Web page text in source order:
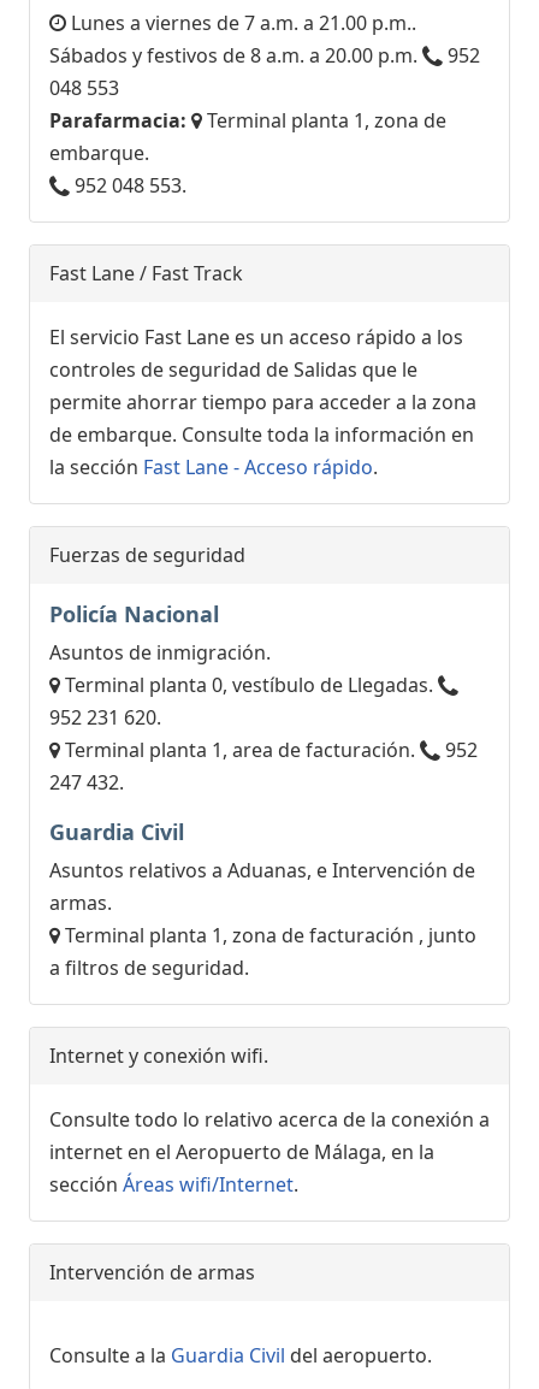
Lunes a viernes de 7 a.m. a 21.00 p.m..
Sábados y festivos de 8 a.m. a 20.00 p.m.
952
048 553
Parafarmacia:
Terminal planta 1, zona de
embarque.
952 048 553.
Fast Lane / Fast Track
El servicio Fast Lane es un acceso rápido a los
controles de seguridad de Salidas que le
permite ahorrar tiempo para acceder a la zona
de embarque. Consulte toda la información en
la sección Fast Lane - Acceso rápido.
Fuerzas de seguridad
Policía Nacional
Asuntos de inmigración.
Terminal planta 0, vestíbulo de Llegadas.
952 231 620.
Terminal planta 1, area de facturación.
952
247 432.
Guardia Civil
Asuntos relativos a Aduanas, e Intervención de
armas.
Terminal planta 1, zona de facturación , junto
a filtros de seguridad.
Internet y conexión wifi.
Consulte todo lo relativo acerca de la conexión a
internet en el Aeropuerto de Málaga, en la
sección Áreas wifi/Internet.
Intervención de armas
Consulte a la Guardia Civil del aeropuerto.